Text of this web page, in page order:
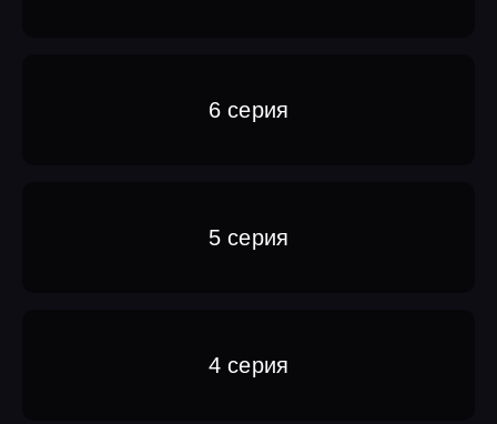
6 серия
5 серия
4 серия